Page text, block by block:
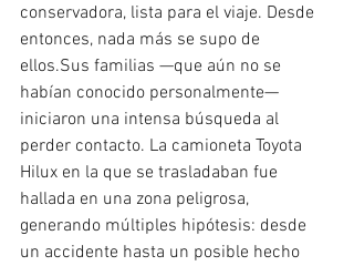
conservadora, lista para el viaje. Desde
entonces, nada más se supo de
ellos.Sus familias —que aún no se
habían conocido personalmente—
iniciaron una intensa búsqueda al
perder contacto. La camioneta Toyota
Hilux en la que se trasladaban fue
hallada en una zona peligrosa,
generando múltiples hipótesis: desde
un accidente hasta un posible hecho